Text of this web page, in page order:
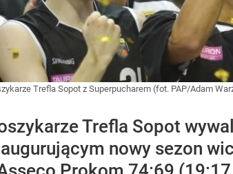
Trefla Sopot z Superpucharem (fot. PAP/Adam
Trefla Sopot
nowy sezon